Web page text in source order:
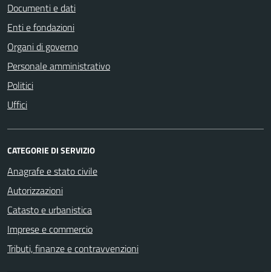
Documenti e dati
Enti e fondazioni
Organi di governo
Personale amministrativo
Politici
Uffici
CATEGORIE DI SERVIZIO
Anagrafe e stato civile
Autorizzazioni
Catasto e urbanistica
Imprese e commercio
Tributi, finanze e contravvenzioni